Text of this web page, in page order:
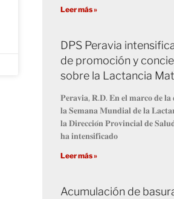
Leer más »
DPS Peravia
de promoción y
sobre la Lactancia
𝐏𝐞𝐫𝐚𝐯𝐢𝐚, 𝐑.𝐃. 𝐄𝐧 𝐞𝐥 𝐦𝐚𝐫𝐜𝐨 𝐝𝐞 𝐥𝐚
𝐥𝐚 𝐒𝐞𝐦𝐚𝐧𝐚 𝐌𝐮𝐧𝐝𝐢𝐚𝐥 𝐝𝐞 𝐥𝐚
𝐥𝐚 𝐃𝐢𝐫𝐞𝐜𝐜𝐢𝐨́𝐧 𝐏𝐫𝐨𝐯𝐢𝐧𝐜𝐢𝐚𝐥 𝐝𝐞
𝐡𝐚 𝐢𝐧𝐭𝐞𝐧𝐬𝐢𝐟𝐢𝐜𝐚𝐝𝐨
Leer más »
Acumulación de